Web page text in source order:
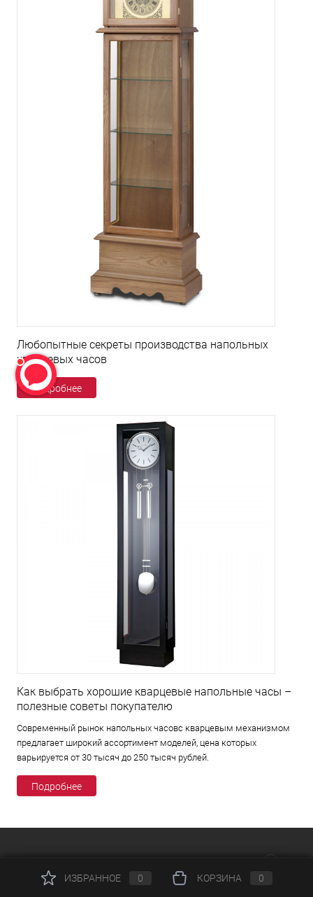
Любопытные секреты производства напольных
кварцевых часов
Подробнее
Как выбрать хорошие кварцевые напольные часы –
полезные советы покупателю
Современный рынок напольных часовс кварцевым механизмом
предлагает широкий ассортимент моделей, цена которых
варьируется от 30 тысяч до 250 тысяч рублей.
Подробнее
ИЗБРАННОЕ
0 КОРЗИНА 0